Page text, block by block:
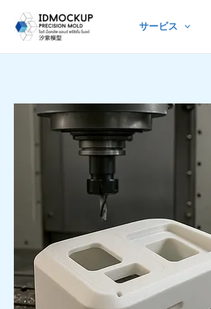
Skip
content
サービス